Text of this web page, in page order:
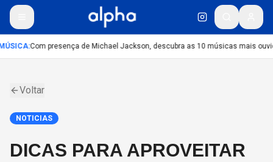
:Com presença de Michael Jackson, descubra as 10 músicas mais
Voltar
NOTICIAS
DICAS PARA APROVEITAR